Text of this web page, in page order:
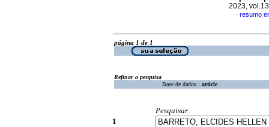
2023,
· resumo
página 1 de 1
Refinar a pesquisa
Base de dados : article
Pesquisar
1